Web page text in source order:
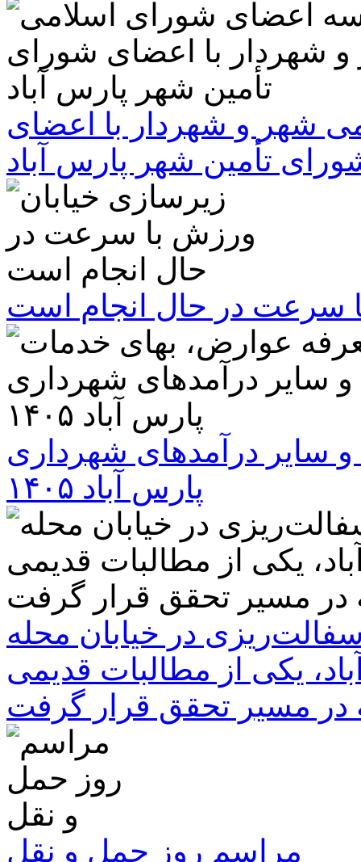
شهر و شهردار با اعضای
تأمین شهر پارس آباد
سرعت در حال انجام است
سایر درآمدهای شهرداری
پارس آباد ۱۴۰۵
در خیابان محله
یکی از مطالبات قدیمی
در مسیر تحقق قرار گرفت
مراسم روز حمل و نقل